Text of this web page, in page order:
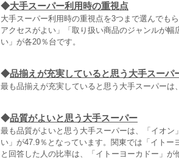
◆大手スーパー利用時の重視点
大手スーパー利用時の重視点を3つまで選んでも
アクセスがよい」「取り扱い商品のジャンルが
い」が各20％台です。
◆品揃えが充実していると思う大手スーパ
最も品揃えが充実していると思う大手スーパー
◆品質がよいと思う大手スーパー
最も品質がよいと思う大手スーパーは、「イオ
い」が47.9％となっています。関東では「イト
と回答した人の比率は、「イトーヨーカドー」